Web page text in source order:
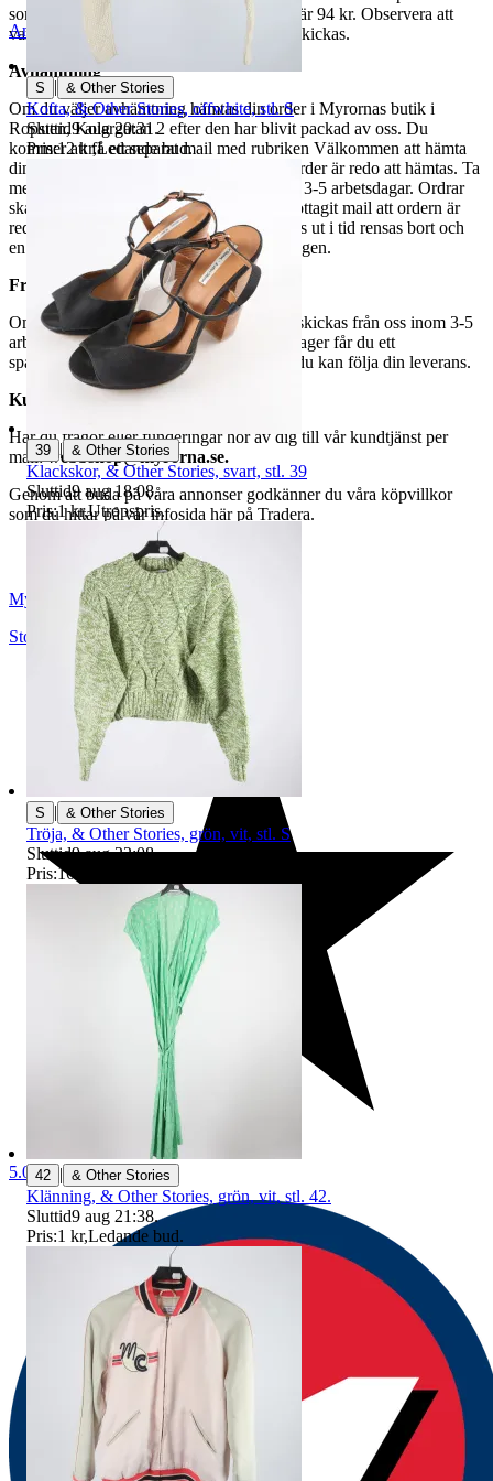
som avslutas samma dag. Samfraktspriset är 94 kr. Observera att
varor märkta endast avhämtning inte kan skickas.
Avhämtning
Om du väljer avhämtning hämtas din order i Myrornas butik i
Ropsten, Kolargatan 2 efter den har blivit packad av oss. Du
kommer att få ett separat mail med rubriken Välkommen att hämta
din order på Myrorna i Ropsten! när din order är redo att hämtas. Ta
med legitimation. Hanteringstiden är cirka 3-5 arbetsdagar. Ordrar
ska hämtas senast 7 dagar efter att man mottagit mail att ordern är
redo för avhämtning. Ordrar som ej hämtas ut i tid rensas bort och
en avgift på 84 kr dras av från återbetalningen.
Frakt
Om du har valt frakt kommer din vara att skickas från oss inom 3-5
arbetsdagar. När din vara har lämnat vårt lager får du ett
spårningsnummer av DSV inom kort där du kan följa din leverans.
Kundservice
Har du frågor eller funderingar hör av dig till vår kundtjänst per
mail:webbshop@myrorna.se.
Genom att buda på våra annonser godkänner du våra köpvillkor
som du hittar på vår infosida här på Tradera.
Anmäl
Myrorna
Stockholm,Sverige
5.0
S | & Other Stories
Kofta, & Other Stories, offwhite, stl. S
Sluttid9 aug 20:31 .
Pris:12 kr,Ledande bud.
39 | & Other Stories
Klackskor, & Other Stories, svart, stl. 39
Sluttid9 aug 18:08.
Pris:1 kr,Utropspris.
S | & Other Stories
Tröja, & Other Stories, grön, vit, stl. S
Sluttid9 aug 22:08.
Pris:16 kr
42 | & Other Stories
Klänning, & Other Stories, grön, vit, stl. 42.
Sluttid9 aug 21:38.
Pris:1 kr,Ledande bud.